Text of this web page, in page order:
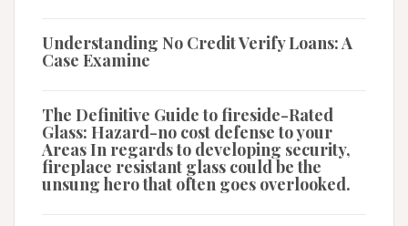
Understanding No Credit Verify Loans: A
Case Examine
The Definitive Guide to fireside-Rated
Glass: Hazard-no cost defense to your
Areas In regards to developing security,
fireplace resistant glass could be the
unsung hero that often goes overlooked.